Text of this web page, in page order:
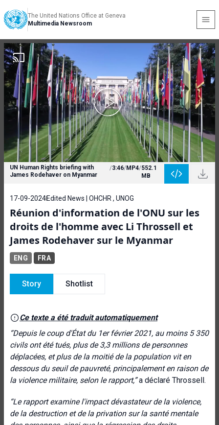
The United Nations Office at Geneva
Multimedia Newsroom
UN Human Rights briefing with
James Rodehaver on Myanmar
/3:46/MP4/552.1
MB
17-09-2024Edited News | OHCHR , UNOG
Réunion d'information de l'ONU sur les
droits de l'homme avec Li Throssell et
James Rodehaver sur le Myanmar
ENG FRA
Story Shotlist
Ce texte a été traduit automatiquement
“Depuis le coup d'État du 1er février 2021, au moins 5 350
civils ont été tués, plus de 3,3 millions de personnes
déplacées, et plus de la moitié de la population vit en
dessous du seuil de pauvreté, principalement en raison de
la violence militaire, selon le rapport,”a déclaré Throssell.
“Le rapport examine l'impact dévastateur de la violence,
de la destruction et de la privation sur la santé mentale